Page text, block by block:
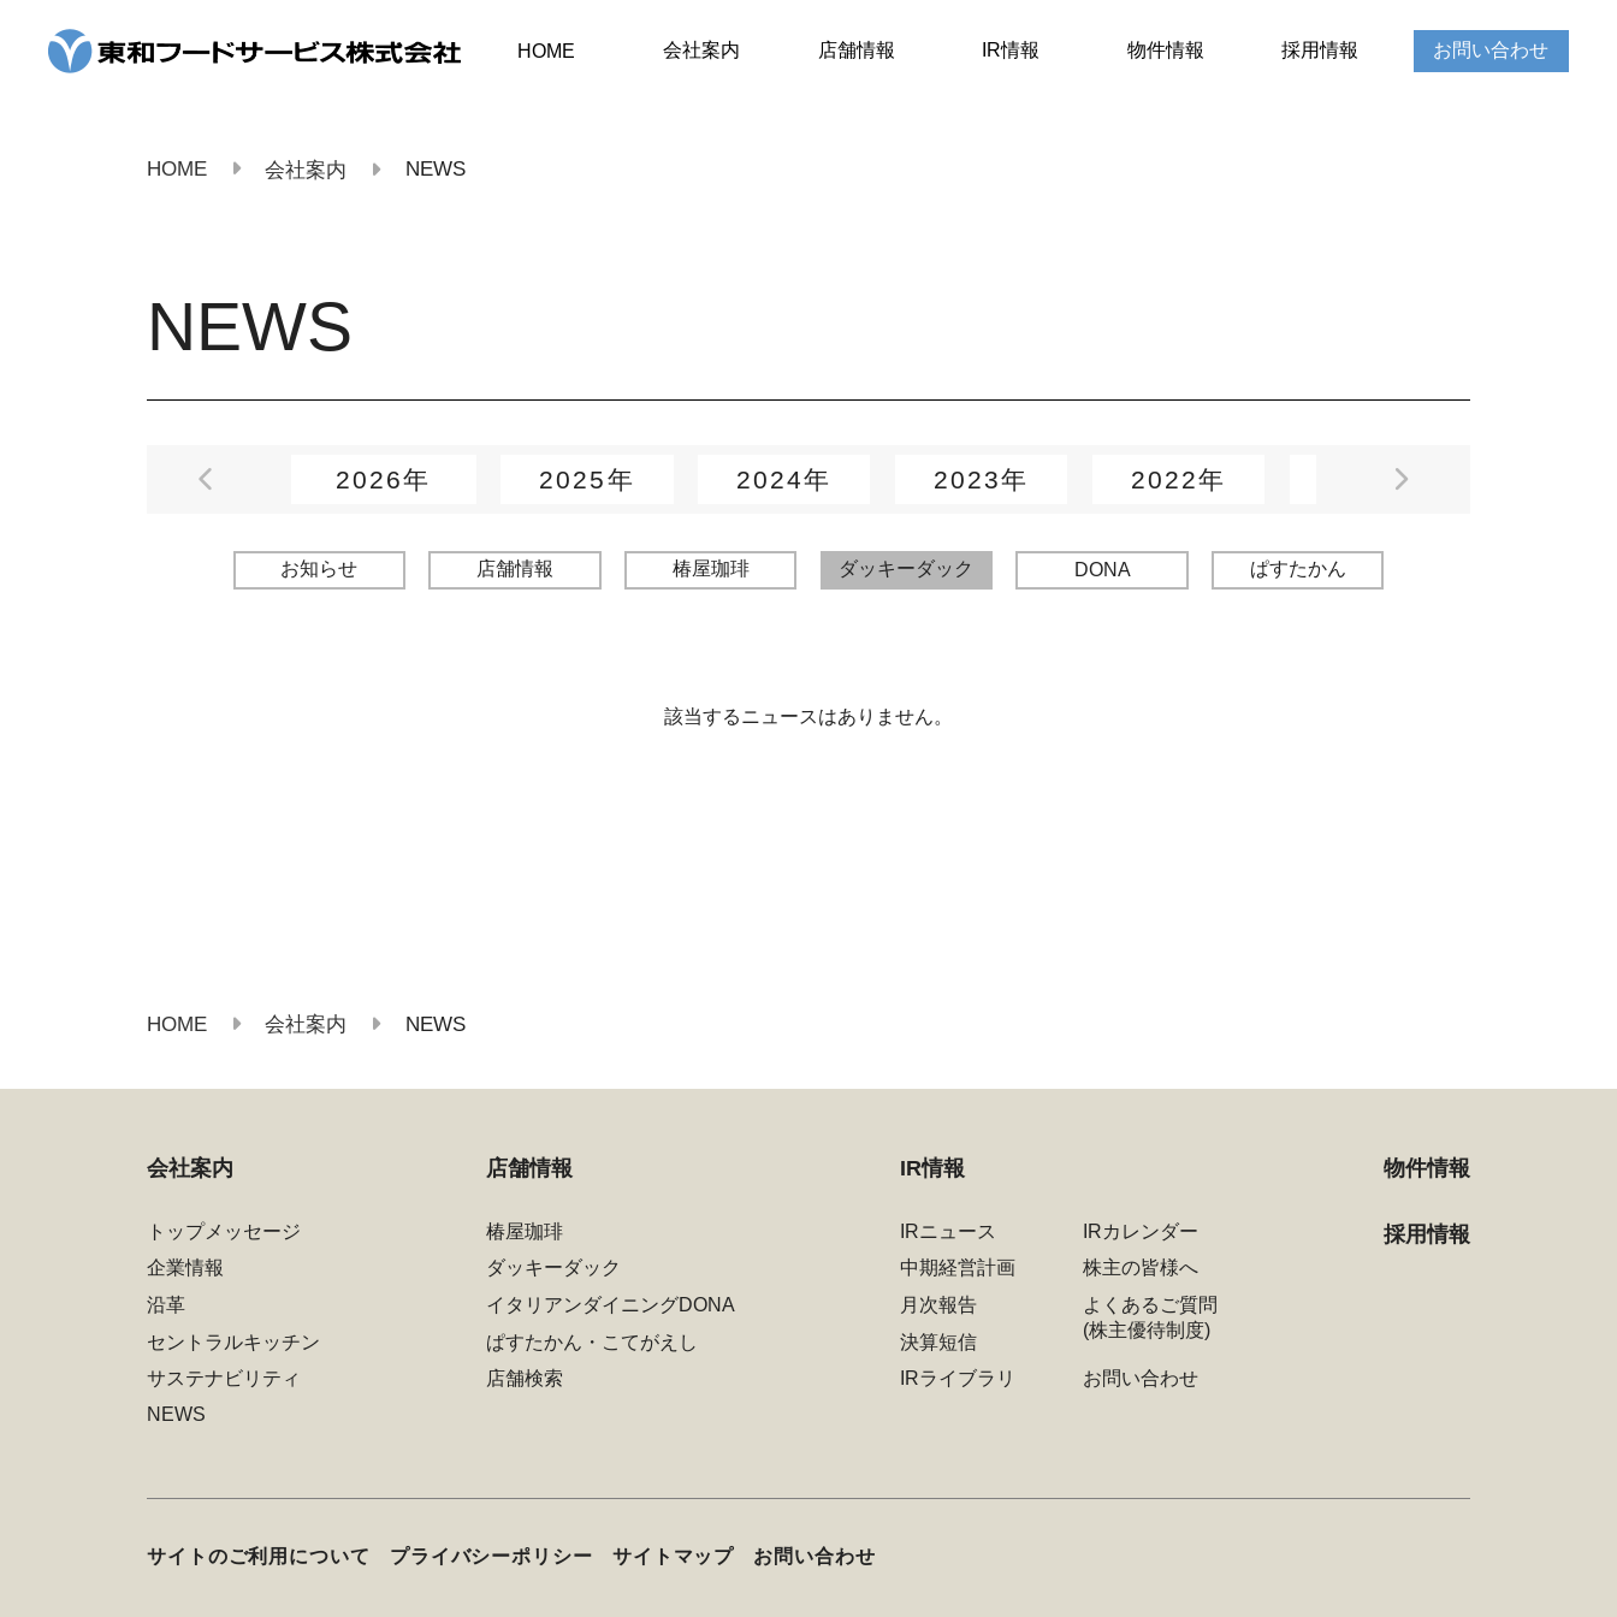
HOME 会社案内 店舗情報 IR情報 物件情報 採用情報 お問い合わせ
HOME 会社案内 NEWS
NEWS
2026年 2025年 2024年 2023年 2022年 2021年
お知らせ 店舗情報 椿屋珈琲 ダッキーダック DONA ぱすたかん
該当するニュースはありません。
HOME 会社案内 NEWS
会社案内
トップメッセージ
企業情報
沿革
セントラルキッチン
サステナビリティ
NEWS
店舗情報
椿屋珈琲
ダッキーダック
イタリアンダイニングDONA
ぱすたかん・こてがえし
店舗検索
IR情報
IRニュース
IRカレンダー
中期経営計画
株主の皆様へ
月次報告
決算短信
よくあるご質問
(株主優待制度)
IRライブラリ お問い合わせ
物件情報
採用情報
サイトのご利用について プライバシーポリシー サイトマップ お問い合わせ